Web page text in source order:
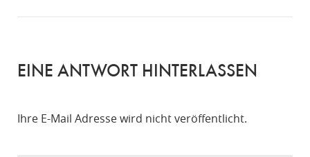
EINE ANTWORT HINTERLASSEN
Ihre E-Mail Adresse wird nicht veröffentlicht.